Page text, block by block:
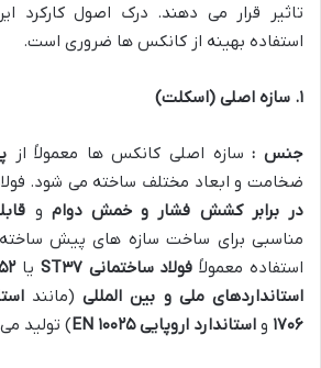
تاثیر قرار می دهند. درک اصول کارکرد
استفاده بهینه از کانکس ها ضروری است.
۱. سازه اصلی (اسکلت)
جنس : سازه اصلی کانکس ها معمولاً از
ضخامت و ابعاد مختلف ساخته می شود.
در برابر کشش فشار و خمش دوام و
مناسبی برای ساخت سازه های پیش ساخته
استفاده معمولاً فولاد ساختمانی ST۳۷ یا
استانداردهای ملی و بین المللی(مانند
۱۷۰۶ و استاندارد اروپاییEN۱۰۰۲۵ ) تولید